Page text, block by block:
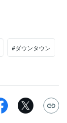
#ダウンタウン